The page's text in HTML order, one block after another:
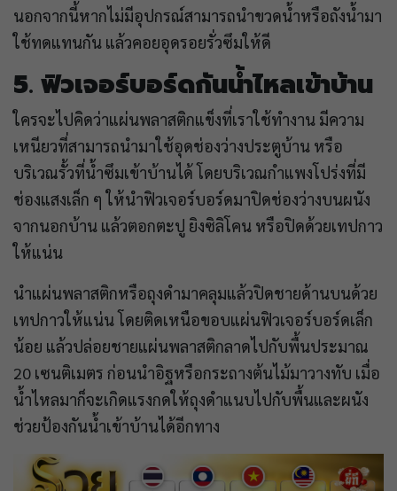
นอกจากนี้หากไม่มีอุปกรณ์สามารถนำขวดน้ำหรือถังน้ำมา
ใช้ทดแทนกัน แล้วคอยอุดรอยรั่วซึมให้ดี
5. ฟิวเจอร์บอร์ดกันน้ำไหลเข้าบ้าน
ใครจะไปคิดว่าแผ่นพลาสติกแข็งที่เราใช้ทำงาน มีความ
เหนียวที่สามารถนำมาใช้อุดช่องว่างประตูบ้าน หรือ
บริเวณรั้วที่น้ำซึมเข้าบ้านได้ โดยบริเวณกำแพงโปร่งที่มี
ช่องแสงเล็ก ๆ ให้นำฟิวเจอร์บอร์ดมาปิดช่องว่างบนผนัง
จากนอกบ้าน แล้วตอกตะปู ยิงซิลิโคน หรือปิดด้วยเทปกาว
ให้แน่น
นำแผ่นพลาสติกหรือถุงดำมาคลุมแล้วปิดชายด้านบนด้วย
เทปกาวให้แน่น โดยติดเหนือขอบแผ่นฟิวเจอร์บอร์ดเล็ก
น้อย แล้วปล่อยชายแผ่นพลาสติกลาดไปกับพื้นประมาณ
20 เซนติเมตร ก่อนนำอิฐหรือกระถางต้นไม้มาวางทับ เมื่อ
น้ำไหลมาก็จะเกิดแรงกดให้ถุงดำแนบไปกับพื้นและผนัง
ช่วยป้องกันน้ำเข้าบ้านได้อีกทาง